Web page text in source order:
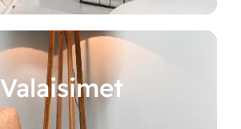
Valaisimet